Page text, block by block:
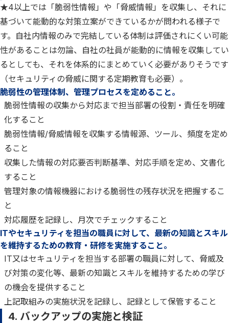
★4以上では「脆弱性情報」や「脅威情報」を収集し、それに
基づいて能動的な対策立案ができているかが問われる様子で
す。自社内情報のみで完結している体制は評価されにくい可能
性があることは勿論、自社の社員が能動的に情報を収集してい
るとしても、それを体系的にまとめていく必要がありそうです
（セキュリティの脅威に関する定期教育も必要）。
脆弱性の管理体制、管理プロセスを定めること。
脆弱性情報の収集から対応まで担当部署の役割・責任を明確
化すること
脆弱性情報/脅威情報を収集する情報源、ツール、頻度を定め
ること
収集した情報の対応要否判断基準、対応手順を定め、文書化
すること
管理対象の情報機器における脆弱性の残存状況を把握するこ
と
対応履歴を記録し、月次でチェックすること
ITやセキュリティを担当の職員に対して、最新の知識とスキル
を維持するための教育・研修を実施すること。
IT又はセキュリティを担当する部署の職員に対して、脅威及
び対策の変化等、最新の知識とスキルを維持するための学び
の機会を提供すること
上記取組みの実施状況を記録し、記録として保管すること
4. バックアップの実施と検証